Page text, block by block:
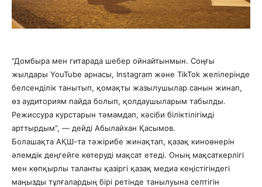
“Домбыра мен гитарада шебер ойнайтынмын. Соңғы
жылдары YouTube арнасы, Instagram және TikTok желілерінде
белсенділік танытып, қомақты жазылушылар санын жинап,
өз аудиториям пайда болып, қолдаушыларым табылды.
Режиссура курстарын тәмамдап, кәсіби біліктілігімді
арттырдым”, — дейді Абылайхан Қасымов.
Болашақта АҚШ-та тәжірибе жинақтап, қазақ киноөнерін
әлемдік деңгейге көтеруді мақсат етеді. Оның мақсаткерлігі
мен көпқырлы таланты қазіргі қазақ медиа кеңістігіндегі
маңызды тұлғалардың бірі ретінде танылуына септігін